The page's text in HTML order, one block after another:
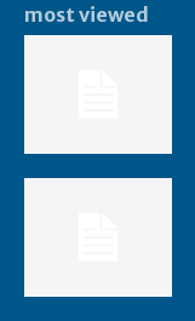
most viewed